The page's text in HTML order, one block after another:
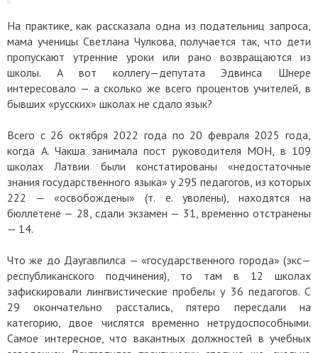
На практике, как рассказала одна из подательниц запроса,
мама ученицы Светлана Чулкова, получается так, что дети
пропускают утренние уроки или рано возвращаются из
школы. А вот коллегу—депутата Эдвинса Шнере
интересовало — а сколько же всего процентов учителей, в
бывших «русских» школах не сдало язык?
Всего с 26 октября 2022 года по 20 февраля 2025 года,
когда А. Чакша занимала пост руководителя МОН, в 109
школах Латвии были констатированы «недостаточные
знания государственного языка» у 295 педагогов, из которых
222 — «освобождены» (т. е. уволены), находятся на
бюллетене — 28, сдали экзамен — 31, временно отстранены
— 14.
Что же до Даугавпилса — «государственного города» (экс—
республиканского подчинения), то там в 12 школах
зафискировали лингвистические пробелы у 36 педагогов. С
29 окончательно расстались, пятеро пересдали на
категорию, двое числятся временно нетрудоспособными.
Самое интересное, что вакантных должностей в учебных